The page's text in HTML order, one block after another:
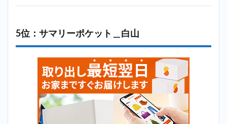
5位：サマリーポケット＿白山